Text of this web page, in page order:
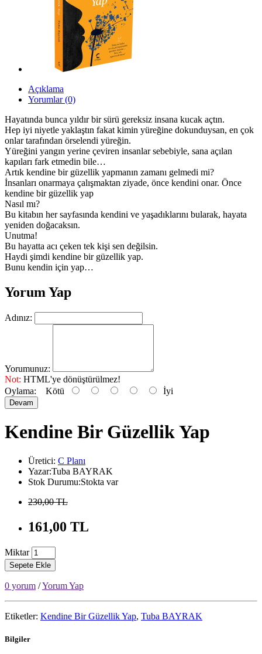
Açıklama
Yorumlar (0)
Hayatında bunca yıldır bir sürü gereksiz insana kucak açtın.
Hep iyi niyetle yaklaştın fakat kimin yüreğine dokunduysan, en çok
onlar tarafından örselendi yüreğin.
Yüreğini yangın yerine çeviren insanlar sebebiyle, sana açılan
kapıları fark etmedin bile…
Artık kendine bir güzellik yapmanın zamanı gelmedi mi?
İnsanları onarmaya çalışmaktan ziyade, önce kendini onar. Önce
kendine bir güzellik yap
Nasıl mı?
Bu kitabın her sayfasında kendini ve yaşadıklarını bularak, hayata
yeniden doğacaksın.
Unutma!
Bu hayatta acı çeken tek kişi sen değilsin.
Haydi şimdi kendine bir güzellik yap.
Bunu kendin için yap…
Yorum Yap
Adınız:
Yorumunuz:
Not: HTML'ye dönüştürülmez!
Oylama: Kötü İyi
Devam
Kendine Bir Güzellik Yap
Üretici: C Planı
Yazar:Tuba BAYRAK
Stok Durumu:Stokta var
230,00 TL
161,00 TL
Miktar
Sepete Ekle
0 yorum /Yorum Yap
Etiketler: Kendine Bir Güzellik Yap, Tuba BAYRAK
Bilgiler